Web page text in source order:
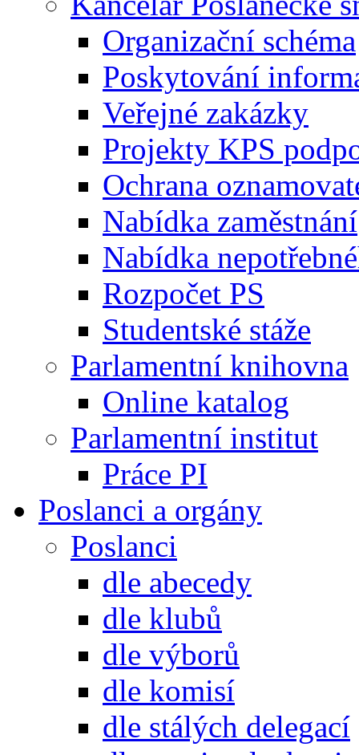
Organizační schéma
Poskytování
Veřejné zakázky
Projekty KPS
Ochrana
Nabídka zaměstnání
Nabídka
Rozpočet PS
Studentské stáže
Parlamentní knihovna
Online katalog
Parlamentní institut
Práce PI
Poslanci a orgány
Poslanci
dle abecedy
dle klubů
dle výborů
dle komisí
dle stálých delegací